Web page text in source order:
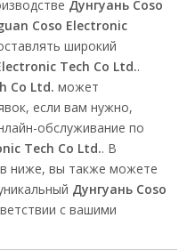
Дунгуань Coso
Coso Electronic
широкий
Tech Co Ltd..
Co Ltd. может
если вам нужно,
обслуживание по
Tech Co Ltd.. В
ниже, вы также можете
Дунгуань Coso
с вашими